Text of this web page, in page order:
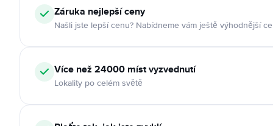
Záruka nejlepší ceny
Našli jste lepší cenu? Nabídneme vám ještě výhodnější
Více než 24000 míst vyzvednutí
Lokality po celém světě